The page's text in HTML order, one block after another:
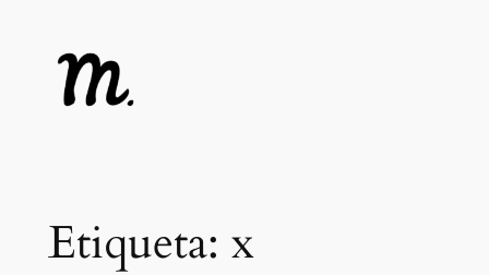
contenido
Etiqueta: x